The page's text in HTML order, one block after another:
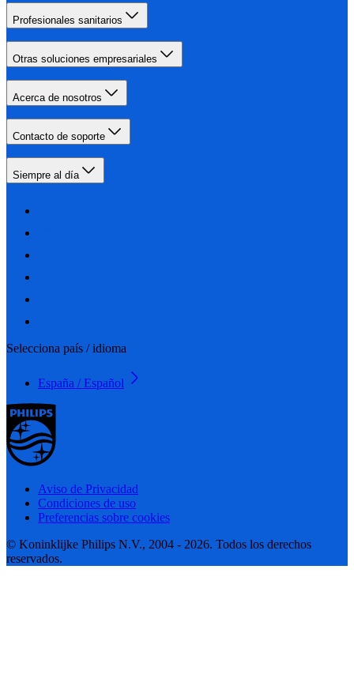
Profesionales sanitarios
Otras soluciones empresariales
Acerca de nosotros
Contacto de soporte
Siempre al día
Selecciona país / idioma
España / Español
Aviso de Privacidad
Condiciones de uso
Preferencias sobre cookies
© Koninklijke Philips N.V., 2004 - 2026. Todos los derechos
reservados.